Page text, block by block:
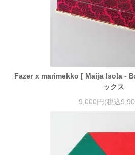
Fazer x marimekko [ Maija Isola -
ックス
9,000円(税込